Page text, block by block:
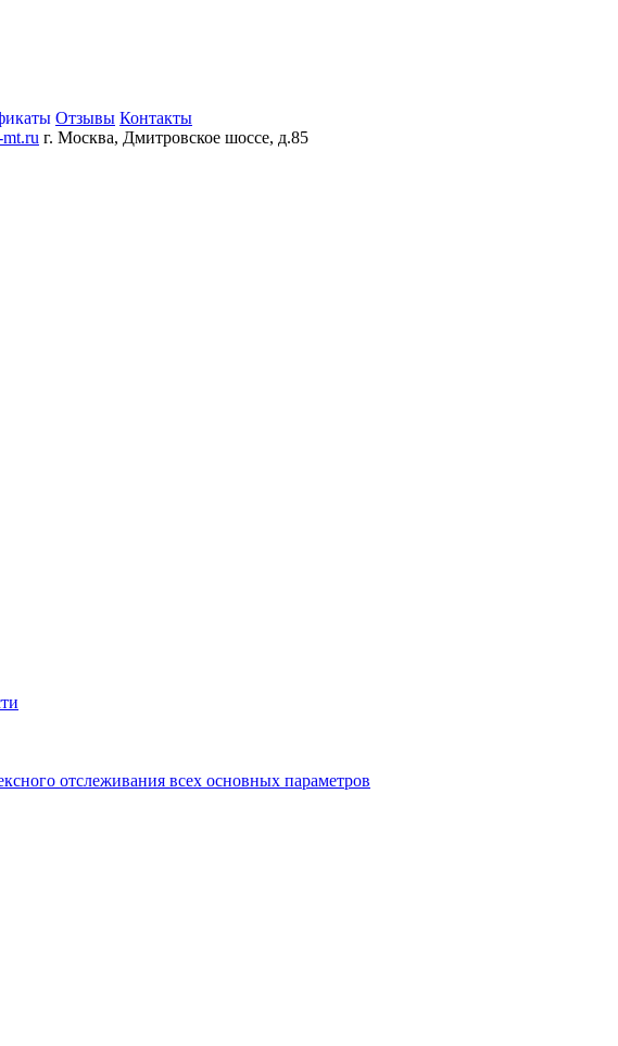
Отзывы Контакты
г. Москва, Дмитровское шоссе, д.85
отслеживания всех основных параметров